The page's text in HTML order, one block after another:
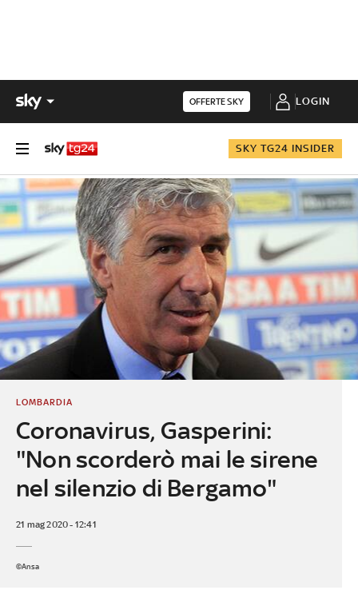
OFFERTE SKY LOGIN
SKY TG24 INSIDER
Coronavirus, Gasperini:
"Non scorderò mai le sirene
nel silenzio di Bergamo"
LOMBARDIA
21 mag 2020 - 12:41
©Ansa